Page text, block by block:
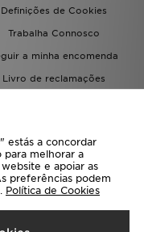
Definições de Cookies
Trabalha Connosco
a minha encomenda
Livro de reclamações
estás a concordar
para melhorar a
e apoiar as
preferências podem
Política de Cookies